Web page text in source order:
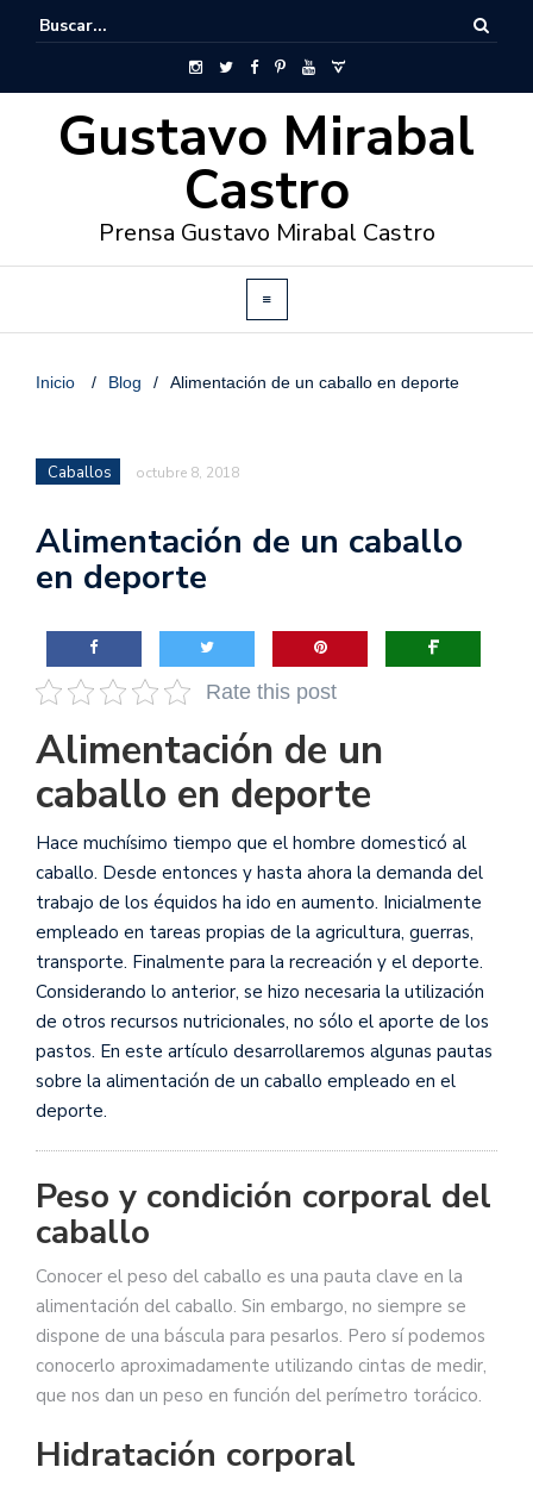
Gustavo Mirabal
Castro
Prensa Gustavo Mirabal Castro
Inicio / Blog / Alimentación de un caballo en deporte
Caballos octubre 8, 2018
Alimentación de un caballo
en deporte
Rate this post
Alimentación de un
caballo en deporte
Hace muchísimo tiempo que el hombre domesticó al
caballo. Desde entonces y hasta ahora la demanda del
trabajo de los équidos ha ido en aumento. Inicialmente
empleado en tareas propias de la agricultura, guerras,
transporte. Finalmente para la recreación y el deporte.
Considerando lo anterior, se hizo necesaria la utilización
de otros recursos nutricionales, no sólo el aporte de los
pastos. En este artículo desarrollaremos algunas pautas
sobre la alimentación de un caballo empleado en el
deporte.
Peso y condición corporal del
caballo
Conocer el peso del caballo es una pauta clave en la
alimentación del caballo. Sin embargo, no siempre se
dispone de una báscula para pesarlos. Pero sí podemos
conocerlo aproximadamente utilizando cintas de medir,
que nos dan un peso en función del perímetro torácico.
Hidratación corporal